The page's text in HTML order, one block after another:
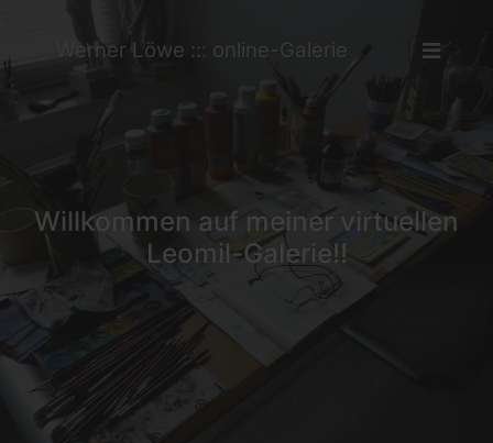
Werner Löwe ::: online-Galerie
Willkommen auf meiner virtuellen
Leomil-Galerie!!